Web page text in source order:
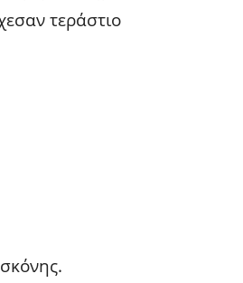
τεράστιο